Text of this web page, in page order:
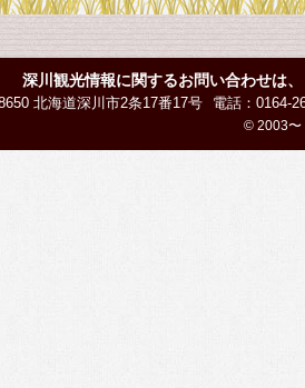
深川観光情報に関するお問い合わせは、
北海道深川市2条17番17号 電話：0164-
© 2003〜